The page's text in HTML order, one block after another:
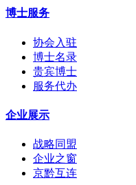
博士服务
协会入驻
博士名录
贵宾博士
服务代办
企业展示
战略同盟
企业之窗
京黔互连